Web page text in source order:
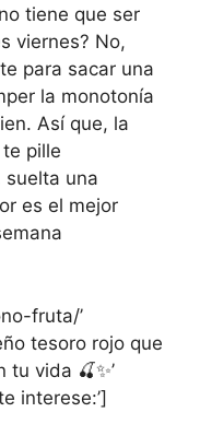
tiene que ser
viernes? No,
para sacar una
la monotonía
Así que, la
pille
suelta una
es el mejor
fruta/’
tesoro rojo que
vida 🍒✨’
interese:’]